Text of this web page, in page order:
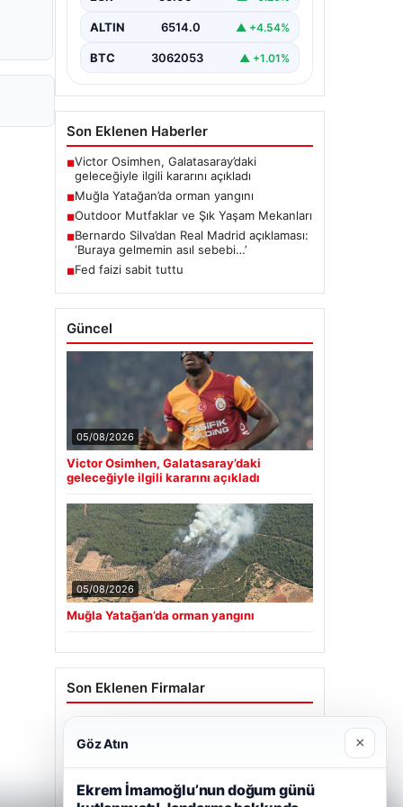
ALTIN 6514.0 ▲ +4.54%
BTC 3062053 ▲ +1.01%
Son Eklenen Haberler
■Victor Osimhen, Galatasaray’daki
geleceğiyle ilgili kararını açıkladı
■Muğla Yatağan’da orman yangını
■Outdoor Mutfaklar ve Şık Yaşam Mekanları
■Bernardo Silva’dan Real Madrid açıklaması:
‘Buraya gelmemin asıl sebebi…’
■Fed faizi sabit tuttu
Güncel
05/08/2026
Victor Osimhen, Galatasaray’daki
geleceğiyle ilgili kararını açıkladı
05/08/2026
Muğla Yatağan’da orman yangını
Son Eklenen Firmalar
26/05/2026
Göz Atın ×
Ekrem İmamoğlu’nun doğum günü